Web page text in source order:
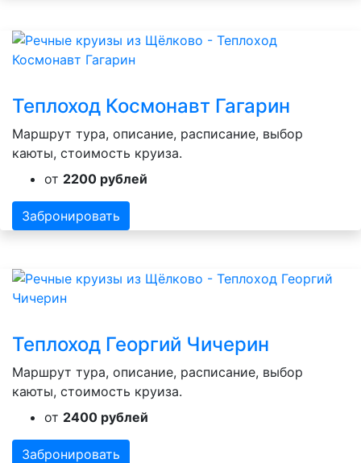
Теплоход Космонавт Гагарин
Маршрут тура, описание, расписание, выбор
каюты, стоимость круиза.
от 2200 рублей
Забронировать
Теплоход Георгий Чичерин
Маршрут тура, описание, расписание, выбор
каюты, стоимость круиза.
от 2400 рублей
Забронировать